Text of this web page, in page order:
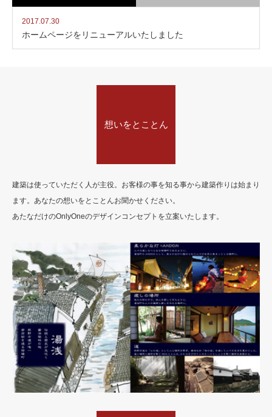
“泊まる”を、もっと自由に楽し
むホテル
る空間。
2017.07.30
ホームページをリニューアルいたしました
想いをとことん
建築は使っていただく人が主役。お客様の事を知る事から建築作りは始まり
ます。あなたの想いをとことんお聞かせください。
あたなだけのOnlyOneのデザインコンセプトを立案いたします。